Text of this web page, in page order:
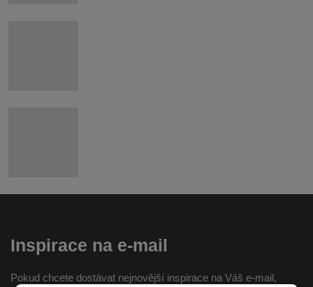
Inspirace na e-mail
Pokud chcete dostávat nejnovější inspirace na Váš e-mail,